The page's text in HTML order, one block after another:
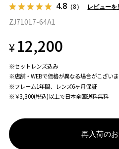
4.8 （8） レビューを
ZJ71017-64A1
¥12,200
※セットレンズ込み
※店舗・WEBで価格が異なる場合がこざいま
※フレーム1年間、レンズ6ヶ月保証
※￥3,300(税込)以上で日本全国送料無料
再入荷の